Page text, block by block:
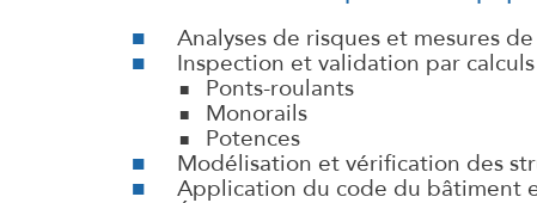
Analyses de risques et mesures
Inspection et validation par
Ponts-roulants
Monorails
Potences
Modélisation et vérification des
Application du code du bâtiment